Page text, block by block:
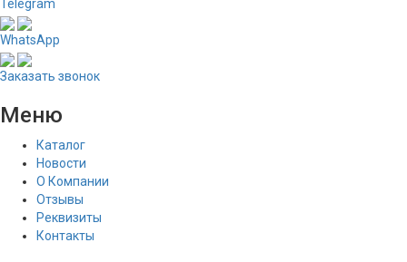
Telegram
WhatsApp
Заказать звонок
Меню
Каталог
Новости
О Компании
Отзывы
Реквизиты
Контакты